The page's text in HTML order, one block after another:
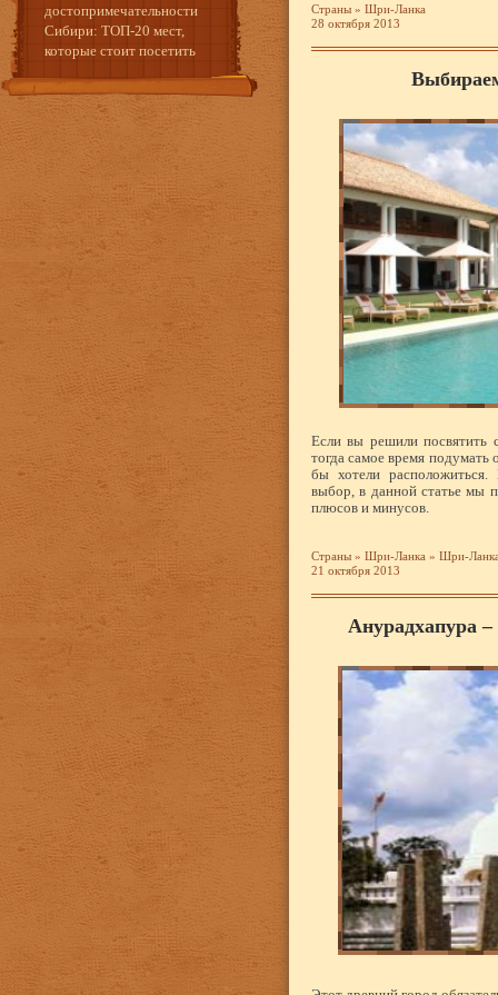
достопримечательности
Сибири: ТОП-20 мест,
которые стоит посетить
Страны » Шри-Ланка
28 октября 2013
Если вы решили посвятить
тогда самое время подумать
бы хотели
выбор, в данной статье мы
плюсов и минусов.
Страны » Шри-Ланка » Шри-
21 октября 2013
Анурадхапура